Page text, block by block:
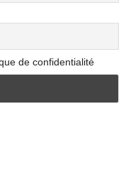
de confidentialité